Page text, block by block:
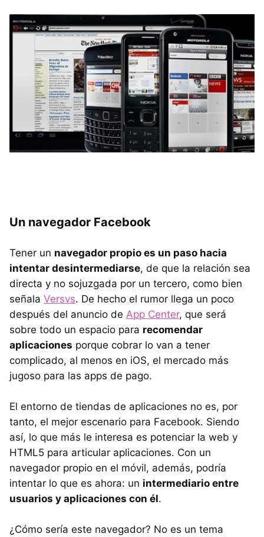
Un navegador Facebook
Tener un navegador propio es un paso hacia
intentar desintermediarse, de que la relación sea
directa y no sojuzgada por un tercero, como bien
señala Versvs. De hecho el rumor llega un poco
después del anuncio de App Center, que será
sobre todo un espacio para recomendar
aplicaciones porque cobrar lo van a tener
complicado, al menos en iOS, el mercado más
jugoso para las apps de pago.
El entorno de tiendas de aplicaciones no es, por
tanto, el mejor escenario para Facebook. Siendo
así, lo que más le interesa es potenciar la web y
HTML5 para articular aplicaciones. Con un
navegador propio en el móvil, además, podría
intentar lo que es ahora: un intermediario entre
usuarios y aplicaciones con él.
¿Cómo sería este navegador? No es un tema